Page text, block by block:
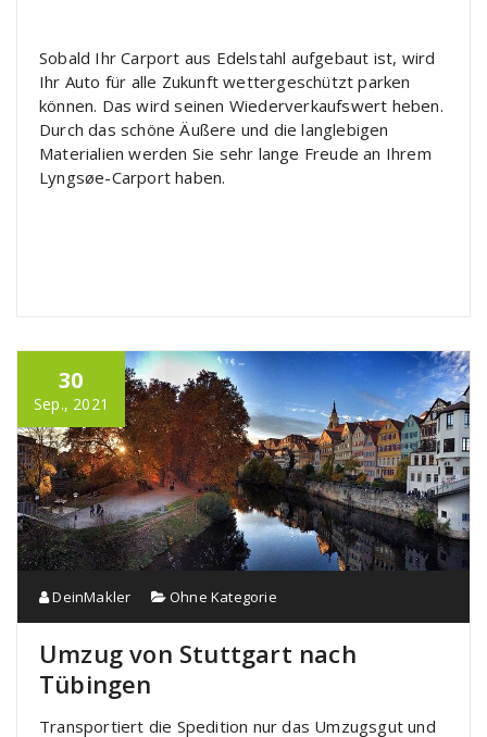
Sobald Ihr Carport aus Edelstahl aufgebaut ist, wird
Ihr Auto für alle Zukunft wettergeschützt parken
können. Das wird seinen Wiederverkaufswert heben.
Durch das schöne Äußere und die langlebigen
Materialien werden Sie sehr lange Freude an Ihrem
Lyngsøe-Carport haben.
30
Sep., 2021
DeinMakler Ohne Kategorie
Umzug von Stuttgart nach
Tübingen
Transportiert die Spedition nur das Umzugsgut und